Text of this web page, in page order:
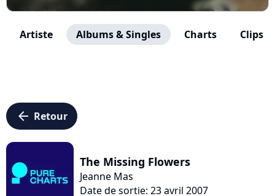
Artiste Albums & Singles Charts Clips
arrow_left Retour
The Missing Flowers
Jeanne Mas
Date de sortie: 23 avril 2007